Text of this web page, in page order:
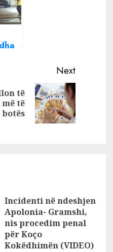
Next
të
të
Incidenti në ndeshjen
Apolonia- Gramshi,
nis procedim penal
për Koço
Kokëdhimën (VIDEO)